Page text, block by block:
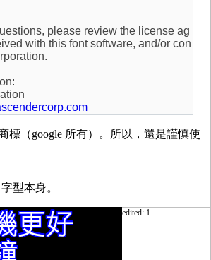
please review the license ag
with this font software, and/or con
標（google 所有）。所以，還是謹慎使
型本身。
edited: 1